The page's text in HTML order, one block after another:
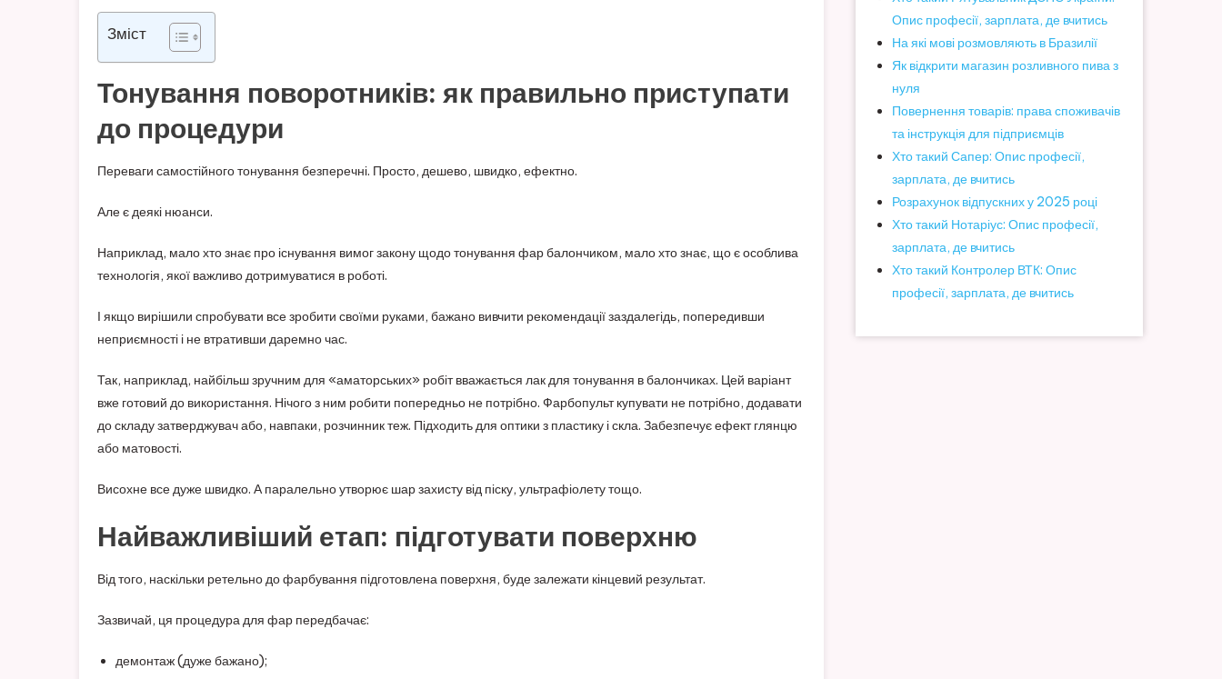
Зміст
Тонування поворотників: як правильно приступати
до процедури
Переваги самостійного тонування безперечні. Просто, дешево, швидко, ефектно.
Але є деякі нюанси.
Наприклад, мало хто знає про існування вимог закону щодо тонування фар балончиком, мало хто знає, що є особлива
технологія, якої важливо дотримуватися в роботі.
І якщо вирішили спробувати все зробити своїми руками, бажано вивчити рекомендації заздалегідь, попередивши
неприємності і не втративши даремно час.
Так, наприклад, найбільш зручним для «аматорських» робіт вважається лак для тонування в балончиках. Цей варіант
вже готовий до використання. Нічого з ним робити попередньо не потрібно. Фарбопульт купувати не потрібно, додавати
до складу затверджувач або, навпаки, розчинник теж. Підходить для оптики з пластику і скла. Забезпечує ефект глянцю
або матовості.
Висохне все дуже швидко. А паралельно утворює шар захисту від піску, ультрафіолету тощо.
Найважливіший етап: підготувати поверхню
Від того, наскільки ретельно до фарбування підготовлена поверхня, буде залежати кінцевий результат.
Зазвичай, ця процедура для фар передбачає:
демонтаж (дуже бажано);
Опис професії, зарплата, де вчитись
На які мові розмовляють в Бразилії
Як відкрити магазин розливного пива з
нуля
Повернення товарів: права споживачів
та інструкція для підприємців
Хто такий Сапер: Опис професії,
зарплата, де вчитись
Розрахунок відпускних у 2025 році
Хто такий Нотаріус: Опис професії,
зарплата, де вчитись
Хто такий Контролер ВТК: Опис
професії, зарплата, де вчитись